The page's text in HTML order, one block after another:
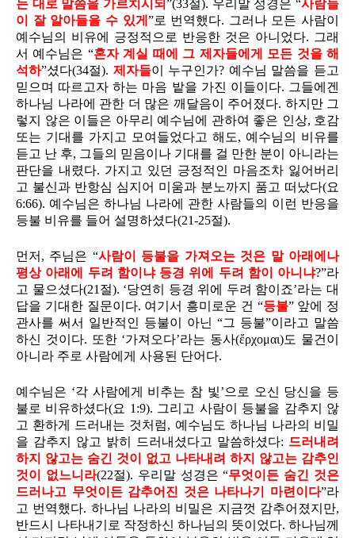
는 대로 말씀을 가르치시되”(33절). 우리말 성경은 “사람들
이 잘 알아들을 수 있게 ”로 번역했다. 그러나 모든 사람이
예수님의 비유에 긍정적으로 반응한 것은 아니었다. 그래
서 예수님은 “혼자 계실 때에 그 제자들에게
모든 것을 해
석하”셨다(34절). 제자들이 누구인가? 예수님 말씀을 듣고
믿으며 따르고자 하는 마음 밭을 가진 이들이다. 그들에겐
하나님 나라에 관한 더 많은 깨달음이 주어졌다. 하지만 그
렇지 않은 이들은 아무리 예수님에 관하여 좋은 인상, 호감
또는 기대를 가지고 모여들었다고 해도, 예수님의 비유를
듣고 난 후, 그들의 믿음이나 기대를 걸 만한 분이 아니라는
판단을 내렸다. 가지고 있던 긍정적인 마음조차 잃어버리
고 불신과 반항심 심지어 미움과 분노까지 품고 떠났다(요
6:66). 예수님은 하나님 나라에 관한 사람들의 이런 반응을
등불 비유를 들어 설명하셨다(21-25절).
먼저, 주님은 “사람이 등불을 가져오는 것은 말 아래에나
평상 아래에 두려 함이냐 등경 위에 두려 함이 아니냐?”라
고 물으셨다(21절). ‘당연히 등경 위에 두려 함이죠’라는 대
답을 기대한 질문이다. 여기서 흥미로운 건 “등불” 앞에 정
관사를 써서 일반적인 등불이 아닌 “그 등불”이라고 말씀
하신 것이다. 또한 ‘가져오다’라는 동사(ἔρχομαι)도 물건이
아니라 주로 사람에게 사용된 단어다.
예수님은 ‘각 사람에게 비추는 참 빛’으로 오신 당신을 등
불로 비유하셨다(요 1:9). 그리고 사람이 등불을 감추지 않
고 환하게 드러내는 것처럼, 예수님도 하나님 나라의 비밀
을 감추지 않고 밝히 드러내셨다고 말씀하셨다: 드러내려
하지 않고는 숨긴 것이 없고 나타내려 하지 않고는 감추인
것이 없느니라(22절). 우리말 성경은 “무엇이든 숨긴 것은
드러나고 무엇이든 감추어진 것은 나타나기 마련이다”라
고 번역했다. 하나님 나라의 비밀은 지금껏 감추어졌지만,
반드시 나타내기로 작정하신 하나님의 뜻이었다. 하나님께